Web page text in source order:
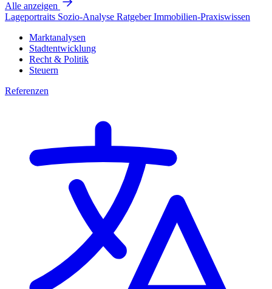
Alle anzeigen
Lageportraits Sozio-Analyse RatgeberImmobilien-Praxiswissen
Marktanalysen
Stadtentwicklung
Recht & Politik
Steuern
Referenzen